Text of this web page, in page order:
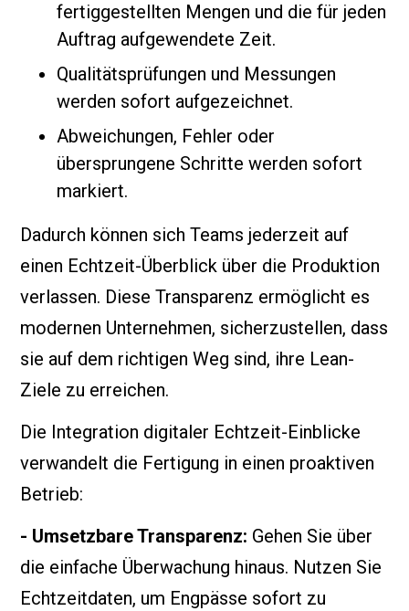
fertiggestellten Mengen und die für jeden
Auftrag aufgewendete Zeit.
Qualitätsprüfungen und Messungen
werden sofort aufgezeichnet.
Abweichungen, Fehler oder
übersprungene Schritte werden sofort
markiert.
Dadurch können sich Teams jederzeit auf
einen Echtzeit-Überblick über die Produktion
verlassen. Diese Transparenz ermöglicht es
modernen Unternehmen, sicherzustellen, dass
sie auf dem richtigen Weg sind, ihre Lean-
Ziele zu erreichen.
Die Integration digitaler Echtzeit-Einblicke
verwandelt die Fertigung in einen proaktiven
Betrieb:
- Umsetzbare Transparenz: Gehen Sie über
die einfache Überwachung hinaus. Nutzen Sie
Echtzeitdaten, um Engpässe sofort zu